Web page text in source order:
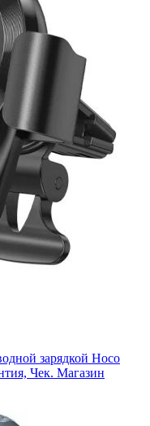
зарядкой Hoco
Чек. Магазин